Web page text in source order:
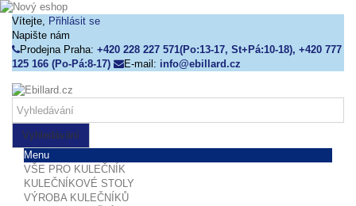
Vítejte, Přihlásit se
Napište nám
Prodejna Praha: +420 228 227 571(Po:13-17, St+Pá:10-18), +420 777
125 166 (Po-Pá:8-17)
E-mail: info@ebillard.cz
Vyhledávání
Menu
VŠE PRO KULEČNÍK
KULEČNÍKOVÉ STOLY
VÝROBA KULEČNÍKŮ